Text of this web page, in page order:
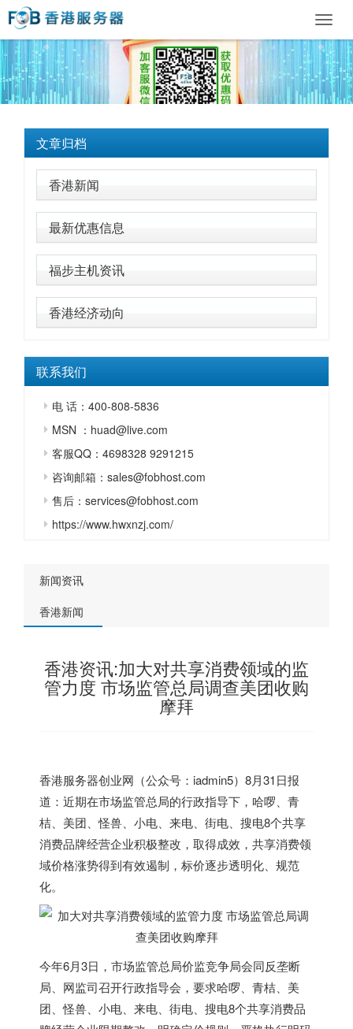
文章归档
香港新闻
最新优惠信息
福步主机资讯
香港经济动向
联系我们
电 话：400-808-5836
MSN ：huad@live.com
客服QQ：4698328 9291215
咨询邮箱：sales@fobhost.com
售后：services@fobhost.com
https://www.hwxnzj.com/
新闻资讯
香港新闻
香港资讯:加大对共享消费领域的监
管力度 市场监管总局调查美团收购
摩拜
香港服务器创业网（公众号：iadmin5）8月31日报
道：近期在市场监管总局的行政指导下，哈啰、青
桔、美团、怪兽、小电、来电、街电、搜电8个共享
消费品牌经营企业积极整改，取得成效，共享消费领
域价格涨势得到有效遏制，标价逐步透明化、规范
化。
今年6月3日，市场监管总局价监竞争局会同反垄断
局、网监司召开行政指导会，要求哈啰、青桔、美
团、怪兽、小电、来电、街电、搜电8个共享消费品